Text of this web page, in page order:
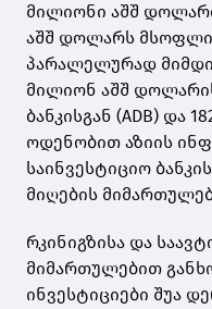
მილიონი აშშ
აშშ დოლარს
პარალელურად
მილიონ აშშ
ბანკისგან (ADB) და
ოდენობით აზიის
საინვესტიციო
მიღების
რკინიგზისა და
მიმართულებით
ინვესტიციები შუა